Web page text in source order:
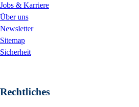
Jobs & Karriere
Über uns
Newsletter
Sitemap
Sicherheit
Rechtliches